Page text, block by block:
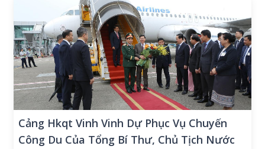
Cảng Hkqt Vinh Vinh Dự Phục Vụ Chuyến
Công Du Của Tổng Bí Thư, Chủ Tịch Nước